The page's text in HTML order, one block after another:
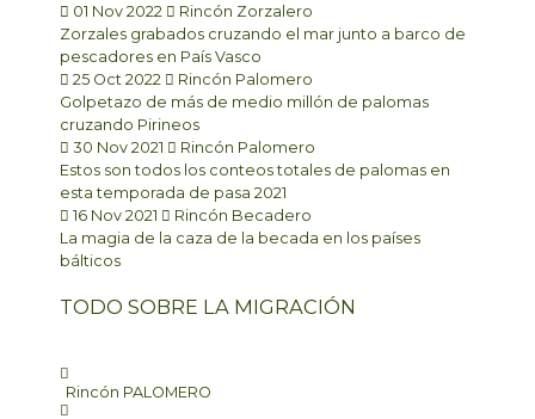
01 Nov 2022
Rincón Zorzalero
Zorzales grabados cruzando el mar junto a barco de
pescadores en País Vasco
25 Oct 2022
Rincón Palomero
Golpetazo de más de medio millón de palomas
cruzando Pirineos
30 Nov 2021
Rincón Palomero
Estos son todos los conteos totales de palomas en
esta temporada de pasa 2021
16 Nov 2021
Rincón Becadero
La magia de la caza de la becada en los países
bálticos
TODO SOBRE LA MIGRACIÓN
Rincón PALOMERO